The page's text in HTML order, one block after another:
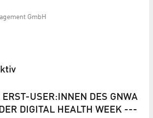
GmbH
USER:INNEN DES GNWA
DIGITAL HEALTH WEEK ---